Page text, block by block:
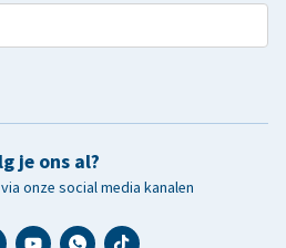
je ons al?
onze social media kanalen